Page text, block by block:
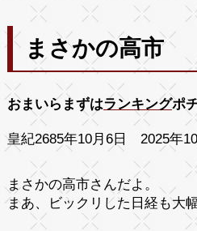
まさかの高市
おまいらまずはランキングポ
皇紀2685年10月6日 2025年
まさかの高市さんだよ。
まあ、ビックリした日経も大